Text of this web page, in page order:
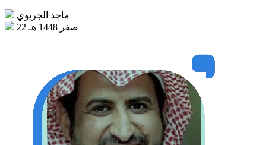
ماجد الجريوي
22 صفر 1448 هـ